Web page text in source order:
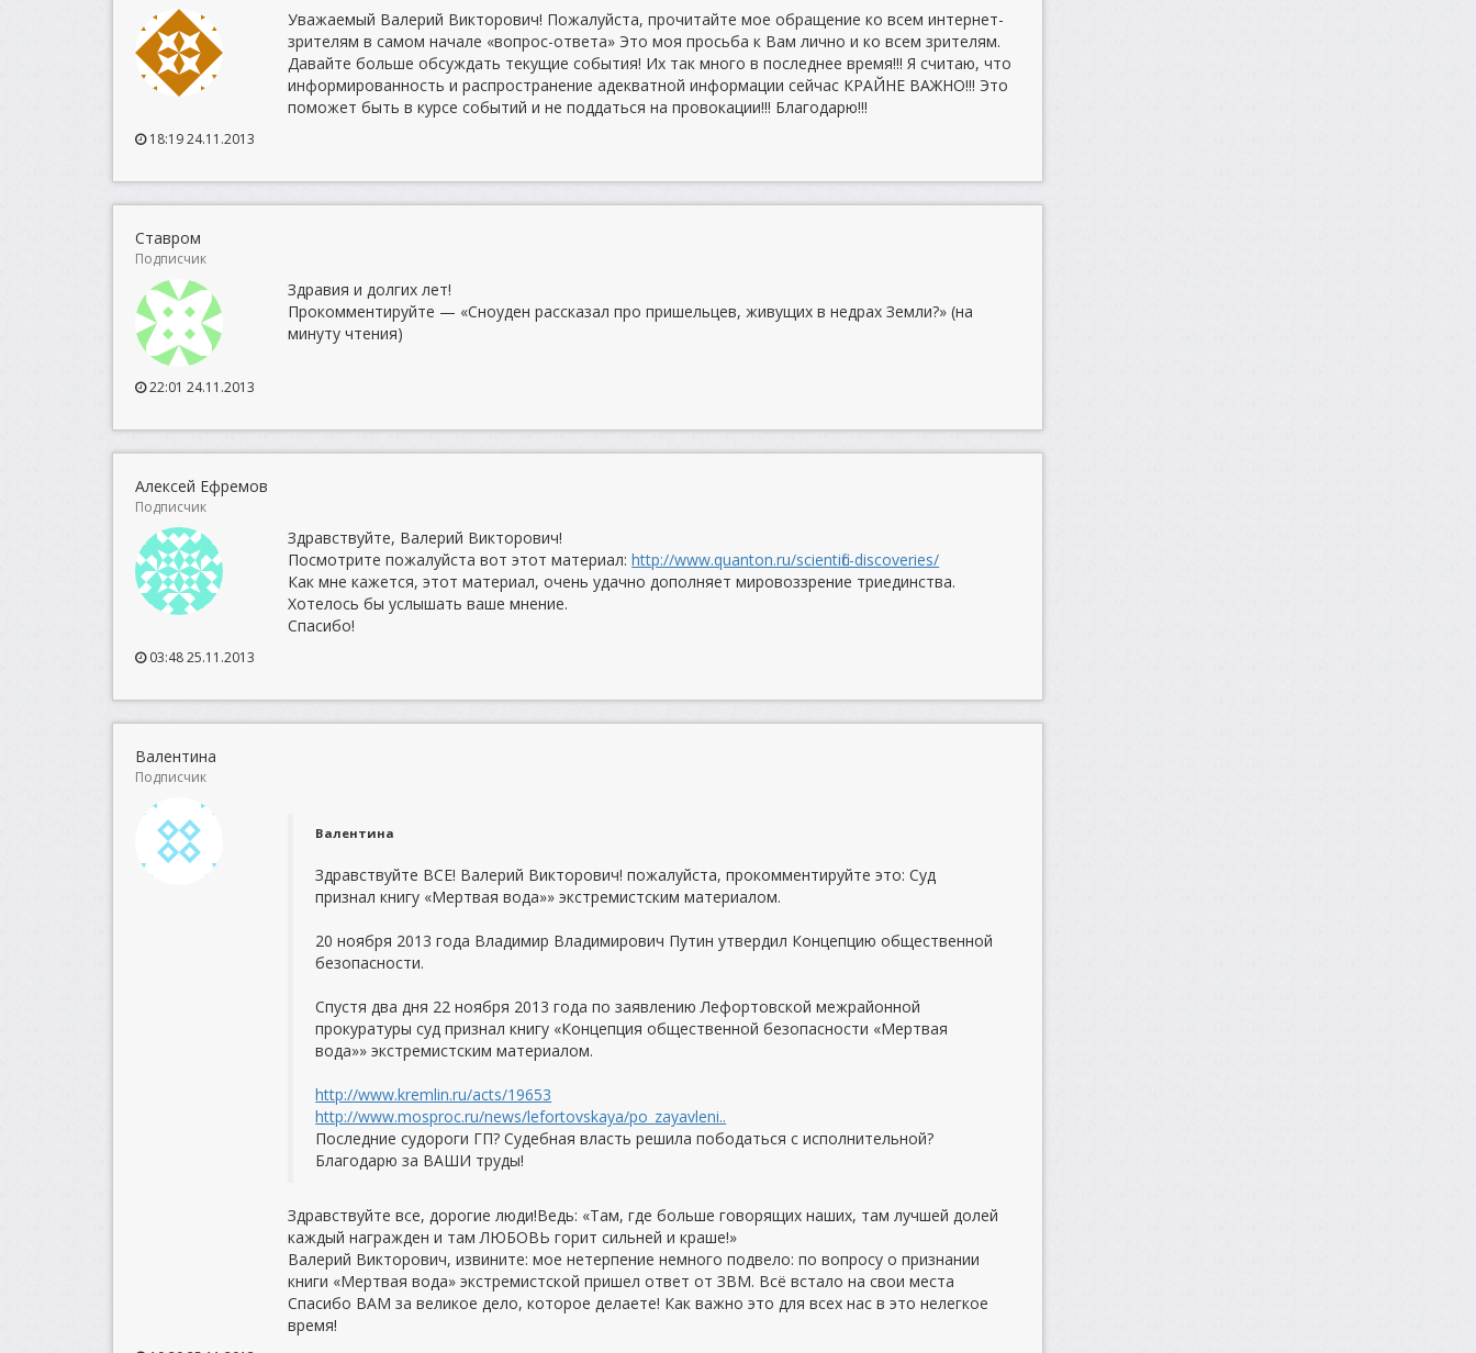
Уважаемый Валерий Викторович! Пожалуйста, прочитайте мое обращение ко всем интернет-
зрителям в самом начале «вопрос-ответа» Это моя просьба к Вам лично и ко всем зрителям.
Давайте больше обсуждать текущие события! Их так много в последнее время!!! Я считаю, что
информированность и распространение адекватной информации сейчас КРАЙНЕ ВАЖНО!!! Это
поможет быть в курсе событий и не поддаться на провокации!!! Благодарю!!!
18:19 24.11.2013
Ставром
Подписчик
Здравия и долгих лет!
Прокомментируйте — «Сноуден рассказал про пришельцев, живущих в недрах Земли?» (на
минуту чтения)
22:01 24.11.2013
Алексей Ефремов
Подписчик
Здравствуйте, Валерий Викторович!
Посмотрите пожалуйста вот этот материал:http://www.quanton.ru/scientific-discoveries/
Как мне кажется, этот материал, очень удачно дополняет мировоззрение триединства.
Хотелось бы услышать ваше мнение.
Спасибо!
03:48 25.11.2013
Валентина
Подписчик
Валентина
Здравствуйте ВСЕ! Валерий Викторович! пожалуйста, прокомментируйте это: Суд
признал книгу «Мертвая вода»» экстремистским материалом.
20 ноября 2013 года Владимир Владимирович Путин утвердил Концепцию общественной
безопасности.
Спустя два дня 22 ноября 2013 года по заявлению Лефортовской межрайонной
прокуратуры суд признал книгу «Концепция общественной безопасности «Мертвая
вода»» экстремистским материалом.
http://www.kremlin.ru/acts/19653
http://www.mosproc.ru/news/lefortovskaya/po_zayavleni..
Последние судороги ГП? Судебная власть решила пободаться с исполнительной?
Благодарю за ВАШИ труды!
Здравствуйте все, дорогие люди!Ведь: «Там, где больше говорящих наших, там лучшей долей
каждый награжден и там ЛЮБОВЬ горит сильней и краше!»
Валерий Викторович, извините: мое нетерпение немного подвело: по вопросу о признании
книги «Мертвая вода» экстремистской пришел ответ от ЗВМ. Всё встало на свои места
Спасибо ВАМ за великое дело, которое делаете! Как важно это для всех нас в это нелегкое
время!